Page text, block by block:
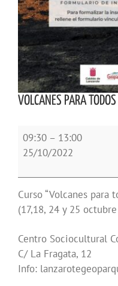
VOLCANES PARA TODOS
VOLCANES
PARA
TODOS
09:30 – 13:00
25/10/2022
Curso “Volcanes para
(17,18, 24 y 25
Centro Sociocultural
C/ La Fragata, 12
Info: